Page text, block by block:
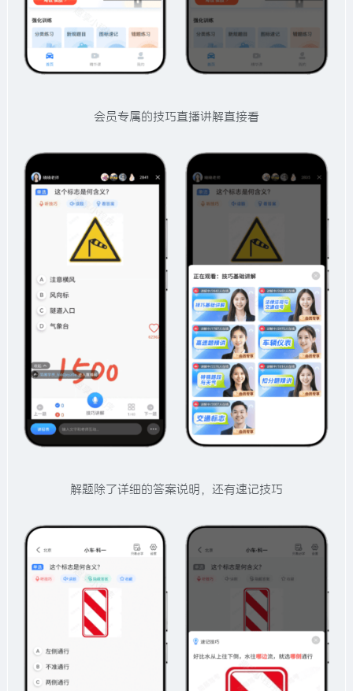
会员专属的技巧直播讲解直接看
解题除了详细的答案说明，还有速记技巧